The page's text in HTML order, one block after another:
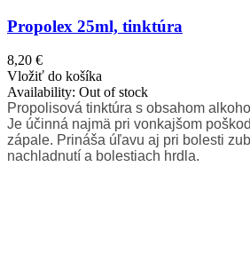
Propolex 25ml, tinktúra
8,20 €
Vložiť do košíka
Availability: Out of stock
Propolisová tinktúra s obsahom
Je účinná najmä pri vonkajšom
zápale. Prináša úľavu aj pri bolesti
nachladnutí a bolestiach hrdla.